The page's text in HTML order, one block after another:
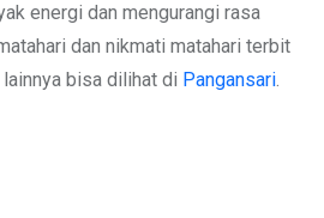
energi dan mengurangi rasa
dan nikmati matahari terbit
bisa dilihat di Pangansari.